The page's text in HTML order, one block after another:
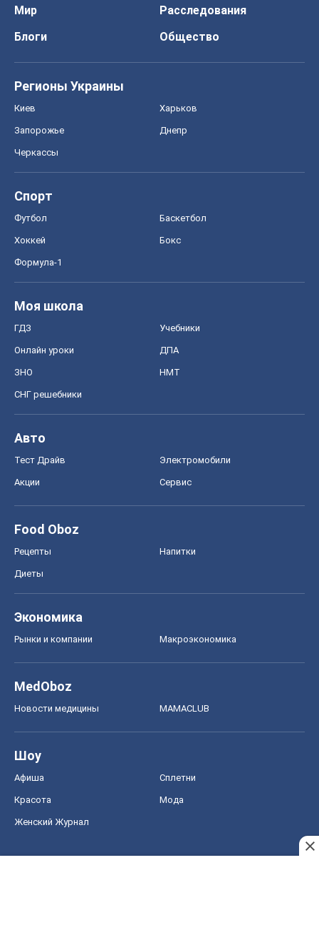
Мир
Расследования
Блоги
Общество
Регионы Украины
Киев Харьков
Запорожье Днепр
Черкассы
Спорт
Футбол Баскетбол
Хоккей Бокс
Формула-1
Моя школа
ГДЗ Учебники
Онлайн уроки ДПА
ЗНО НМТ
СНГ решебники
Авто
Тест Драйв Электромобили
Акции Сервис
Food Oboz
Рецепты Напитки
Диеты
Экономика
Рынки и компании Mакроэкономика
MedOboz
Новости медицины MAMACLUB
Шоу
Афиша Сплетни
Красота Мода
Женский Журнал